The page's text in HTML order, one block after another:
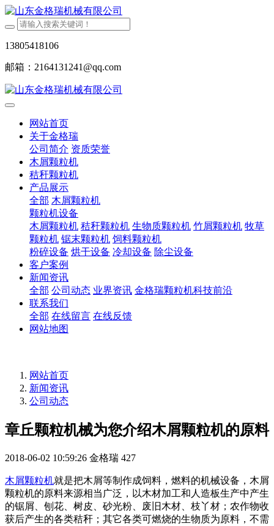
13805418106
邮箱：2164131241@qq.com
网站首页
关于金格瑞
公司简介 资质荣誉
木屑颗粒机
秸秆颗粒机
产品展示
全部 木屑颗粒机
颗粒机设备
木屑颗粒机 秸秆颗粒机 生物质颗粒机 竹屑颗粒机 牧草
颗粒机 锯末颗粒机 饲料颗粒机
粉碎设备 烘干设备 冷却设备 除尘设备
客户案例
新闻资讯
全部 公司动态 业界资讯 金格瑞颗粒机科技前沿
联系我们
全部 在线留言 在线反馈
网站地图
网站首页
新闻资讯
公司动态
章丘颗粒机械为您介绍木屑颗粒机的原料
2018-06-02 10:59:26 金格瑞 427
木屑颗粒机就是把木屑等制作成饲料，燃料的机械设备，木屑
颗粒机的原料来源相当广泛，以木材加工和人造板生产中产生
的锯屑、刨花、树皮、砂光粉、废旧木材、枝丫材；农作物收
获后产生的各类秸秆；其它各类可燃烧的生物质为原料，不需